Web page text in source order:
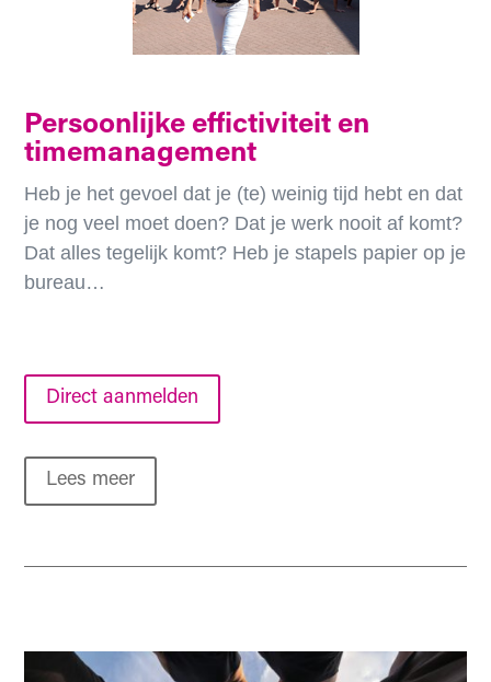
Persoonlijke effictiviteit en
timemanagement
Heb je het gevoel dat je (te) weinig tijd hebt en dat
je nog veel moet doen? Dat je werk nooit af komt?
Dat alles tegelijk komt? Heb je stapels papier op je
bureau…
Direct aanmelden
Lees meer